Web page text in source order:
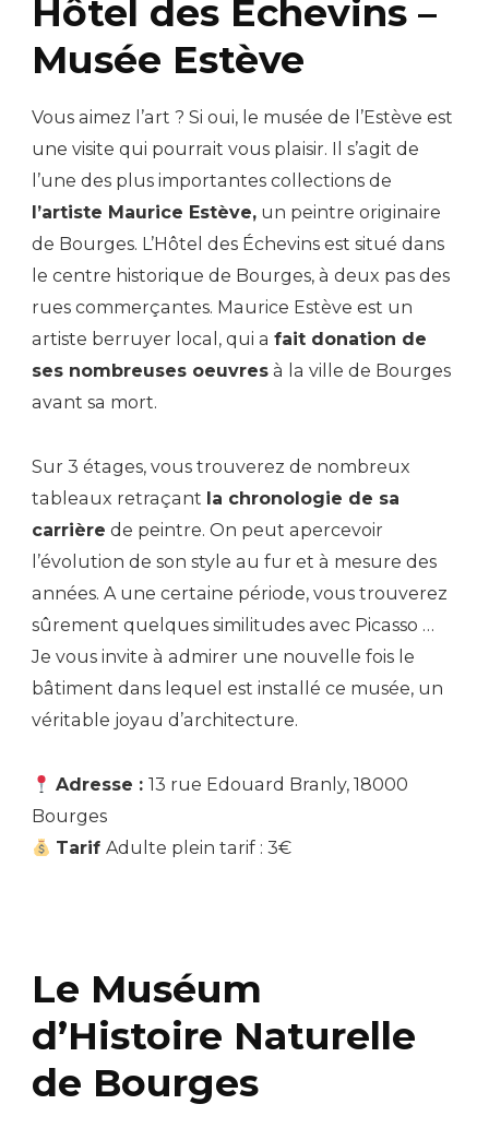
Hôtel des Échevins –
Musée Estève
Vous aimez l’art ? Si oui, le musée de l’Estève est
une visite qui pourrait vous plaisir. Il s’agit de
l’une des plus importantes collections de
l’artiste Maurice Estève, un peintre originaire
de Bourges. L’Hôtel des Échevins est situé dans
le centre historique de Bourges, à deux pas des
rues commerçantes. Maurice Estève est un
artiste berruyer local, qui a fait donation de
ses nombreuses oeuvres à la ville de Bourges
avant sa mort.
Sur 3 étages, vous trouverez de nombreux
tableaux retraçant la chronologie de sa
carrière de peintre. On peut apercevoir
l’évolution de son style au fur et à mesure des
années. A une certaine période, vous trouverez
sûrement quelques similitudes avec Picasso …
Je vous invite à admirer une nouvelle fois le
bâtiment dans lequel est installé ce musée, un
véritable joyau d’architecture.
Adresse :13 rue Edouard Branly, 18000
Bourges
TarifAdulte plein tarif : 3€
Le Muséum
d’Histoire Naturelle
de Bourges